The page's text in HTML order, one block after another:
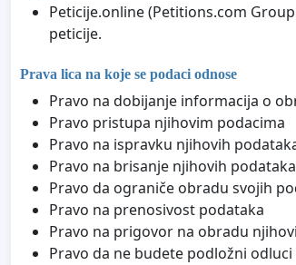
Peticije.online (Petitions.com
peticije.
Prava lica na koje se podaci odnose
Pravo na dobijanje informacija o
Pravo pristupa njihovim podacima
Pravo na ispravku njihovih
Pravo na brisanje njihovih
Pravo da ograniče obradu svojih
Pravo na prenosivost podataka
Pravo na prigovor na obradu
Pravo da ne budete podložni